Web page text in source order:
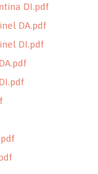
DI.pdf
DA.pdf
DI.pdf